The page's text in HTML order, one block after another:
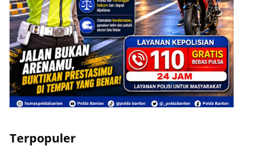
Terpopuler